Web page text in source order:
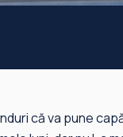
că va pune